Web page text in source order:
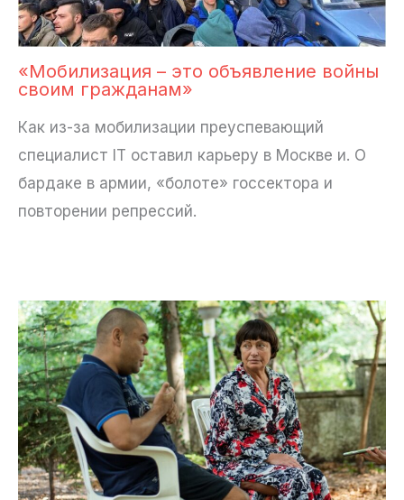
«Мобилизация – это объявление войны
своим гражданам»
Как из-за мобилизации преуспевающий
специалист IT оставил карьеру в Москве и. О
бардаке в армии, «болоте» госсектора и
повторении репрессий.